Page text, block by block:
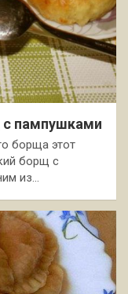
с пампушками
борща этот
борщ с
из…